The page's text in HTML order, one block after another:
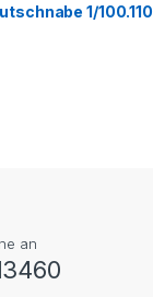
1/100.110
an